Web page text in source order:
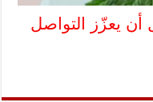
أن يعزّز التواصل